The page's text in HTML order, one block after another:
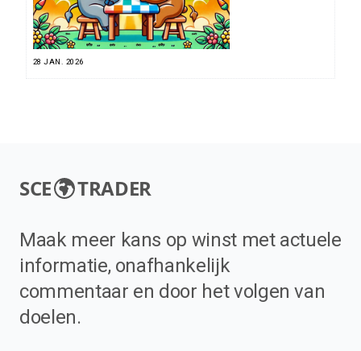
28 JAN. 2026
SCE TRADER
Maak meer kans op winst met actuele
informatie, onafhankelijk
commentaar en door het volgen van
doelen.